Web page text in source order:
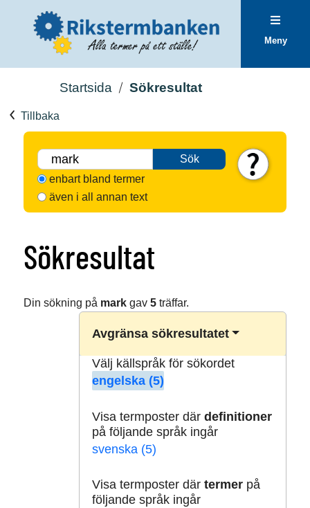
Meny
Startsida Sökresultat
Tillbaka
Sök
enbart bland termer
även i all annan text
Sökresultat
Din sökning på markgav 5träffar.
Avgränsa sökresultatet
Välj källspråk för sökordet
engelska (5)
Visa termposter där definitioner
på följande språk ingår
svenska (5)
Visa termposter där termerpå
följande språk ingår